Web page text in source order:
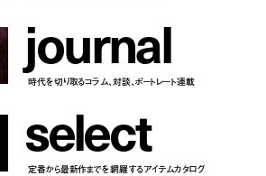
journal
時代を切り取るコラム、対談、ポートレート連載
select
定番から最新作までを網羅するアイテムカタログ